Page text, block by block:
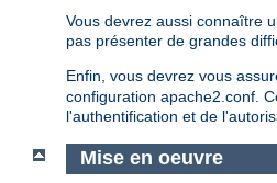
Vous devrez aussi connaître
pas présenter de grandes
Enfin, vous devrez vous
configuration apache2.conf.
l'authentification et de
Mise en oeuvre